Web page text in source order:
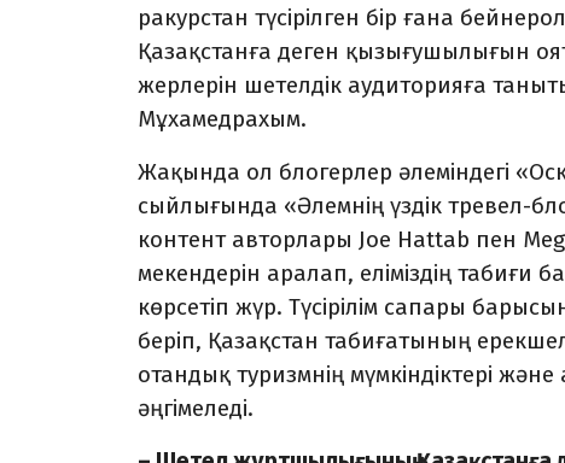
ракурстан түсірілген бір ғана
Қазақстанға деген қызығушылығын
жерлерін шетелдік аудиторияға
Мұхамедрахым.
Жақында ол блогерлер әлеміндегі
сыйлығында «Әлемнің үздік тревел-
контент авторлары Joe Hattab пен
мекендерін аралап, еліміздің
көрсетіп жүр. Түсірілім сапары
беріп, Қазақстан табиғатының
отандық туризмнің мүмкіндіктері
әңгімеледі.